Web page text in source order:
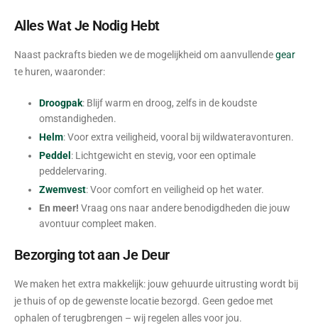
Alles Wat Je Nodig Hebt
Naast packrafts bieden we de mogelijkheid om aanvullendegear
te huren, waaronder:
Droogpak: Blijf warm en droog, zelfs in de koudste
omstandigheden.
Helm: Voor extra veiligheid, vooral bij wildwateravonturen.
Peddel : Lichtgewicht en stevig, voor een optimale
peddelervaring.
Zwemvest: Voor comfort en veiligheid op het water.
En meer! Vraag ons naar andere benodigdheden die jouw
avontuur compleet maken.
Bezorging tot aan Je Deur
We maken het extra makkelijk: jouw gehuurde uitrusting wordt bij
je thuis of op de gewenste locatie bezorgd. Geen gedoe met
ophalen of terugbrengen – wij regelen alles voor jou.